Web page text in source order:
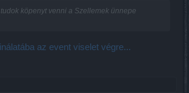
köpenyt venni a Szellemek ünnepe
az event viselet végre...